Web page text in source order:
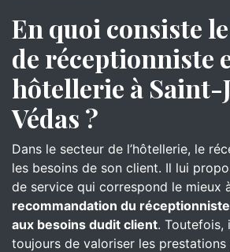
En quoi consiste
de réceptionniste
hôtellerie à Saint-
Védas ?
Dans le secteur de l’hôtellerie, le
les besoins de son client. Il lui
de service qui correspond le mieux
recommandation du
aux besoins dudit client. Toutefois,
toujours de valoriser les